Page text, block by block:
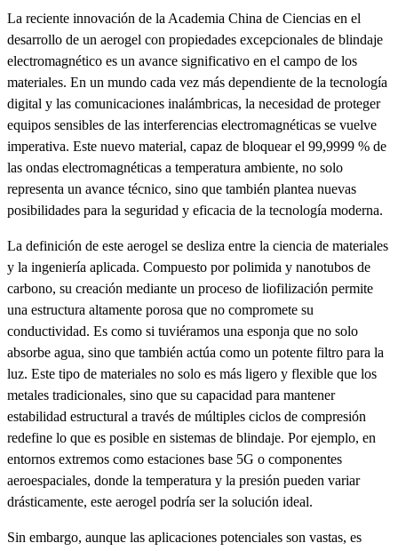
La reciente innovación de la Academia China de Ciencias en el
desarrollo de un aerogel con propiedades excepcionales de blindaje
electromagnético es un avance significativo en el campo de los
materiales. En un mundo cada vez más dependiente de la tecnología
digital y las comunicaciones inalámbricas, la necesidad de proteger
equipos sensibles de las interferencias electromagnéticas se vuelve
imperativa. Este nuevo material, capaz de bloquear el 99,9999 % de
las ondas electromagnéticas a temperatura ambiente, no solo
representa un avance técnico, sino que también plantea nuevas
posibilidades para la seguridad y eficacia de la tecnología moderna.
La definición de este aerogel se desliza entre la ciencia de materiales
y la ingeniería aplicada. Compuesto por polimida y nanotubos de
carbono, su creación mediante un proceso de liofilización permite
una estructura altamente porosa que no compromete su
conductividad. Es como si tuviéramos una esponja que no solo
absorbe agua, sino que también actúa como un potente filtro para la
luz. Este tipo de materiales no solo es más ligero y flexible que los
metales tradicionales, sino que su capacidad para mantener
estabilidad estructural a través de múltiples ciclos de compresión
redefine lo que es posible en sistemas de blindaje. Por ejemplo, en
entornos extremos como estaciones base 5G o componentes
aeroespaciales, donde la temperatura y la presión pueden variar
drásticamente, este aerogel podría ser la solución ideal.
Sin embargo, aunque las aplicaciones potenciales son vastas, es